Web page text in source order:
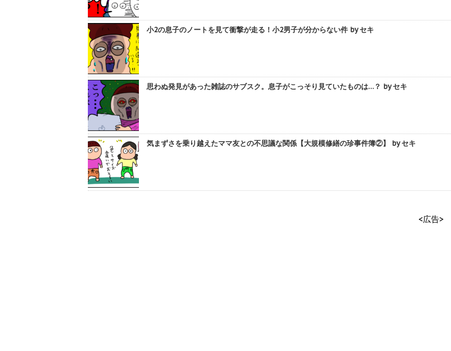
小2の息子のノートを見て衝撃が走る！小2男子が分からない件 by セキ
思わぬ発見があった雑誌のサブスク。息子がこっそり見ていたものは…？ by セキ
気まずさを乗り越えたママ友との不思議な関係【大規模修繕の珍事件簿②】 by セキ
<広告>